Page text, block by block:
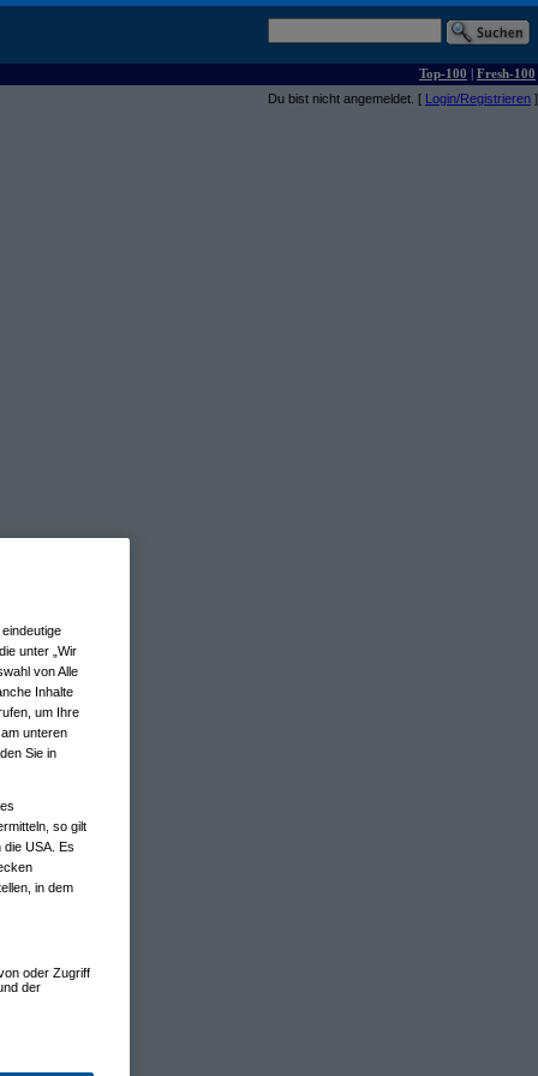
Top-100 | Fresh-100
Du bist nicht angemeldet. [ Login/Registrieren ]
unter „Wir
von Alle
Inhalte
um Ihre
unteren
Sie in
so gilt
die USA. Es
in dem
oder Zugriff
der